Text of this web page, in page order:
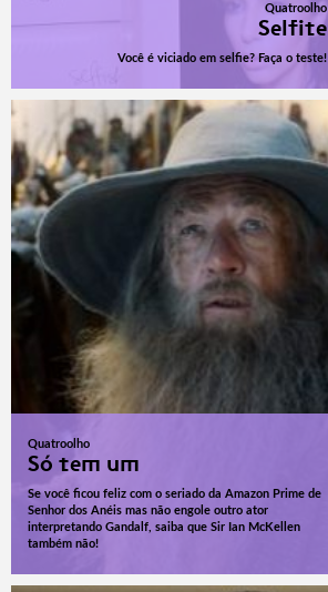
Quatroolho
Selfite
Você é viciado em selfie? Faça o teste!
Quatroolho
Só tem um
Se você ficou feliz com o seriado da Amazon Prime de
Senhor dos Anéis mas não engole outro ator
interpretando Gandalf, saiba que Sir Ian McKellen
também não!